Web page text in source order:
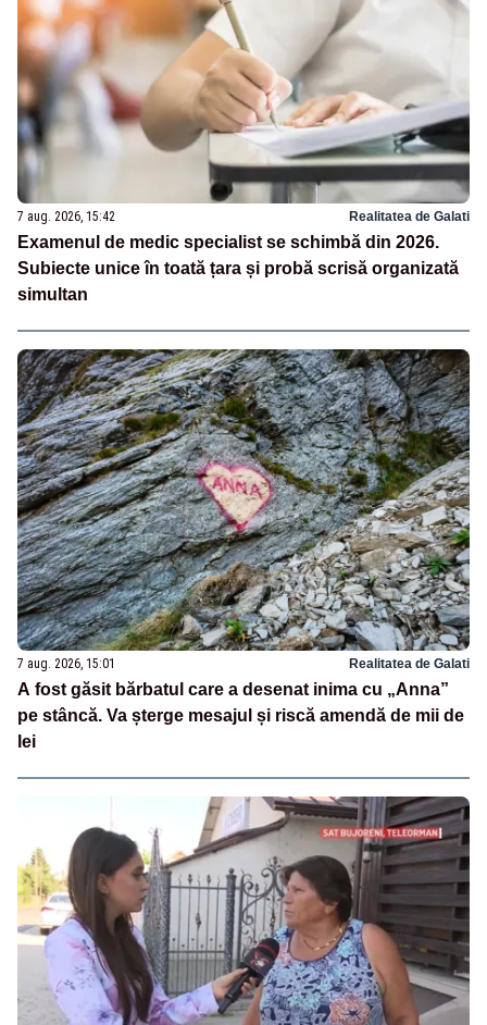
7 aug. 2026, 15:42 Realitatea de Galati
Examenul de medic specialist se schimbă din 2026.
Subiecte unice în toată țara și probă scrisă organizată
simultan
7 aug. 2026, 15:01 Realitatea de Galati
A fost găsit bărbatul care a desenat inima cu „Anna”
pe stâncă. Va șterge mesajul și riscă amendă de mii de
lei